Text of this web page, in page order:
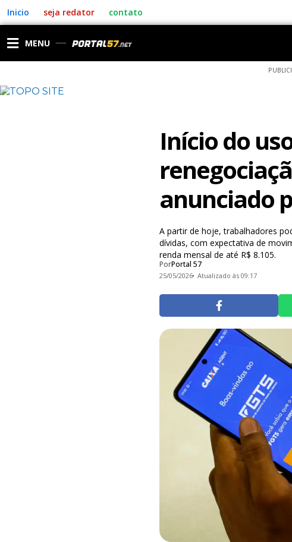
para
o
conteúdo
Inicio seja redator contato
MENU
Início do
anunciado
A partir de hoje, trabalhadores
dívidas, com expectativa de
renda mensal de até R$ 8.105.
PorPortal 57
25/05/2026 Atualizado às 09:17